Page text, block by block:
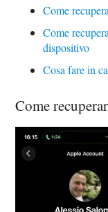
Come
Come
dispositivo
Cosa fare in
Come